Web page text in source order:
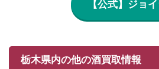
【公式】ジョ
栃木県内の他の酒買取情報